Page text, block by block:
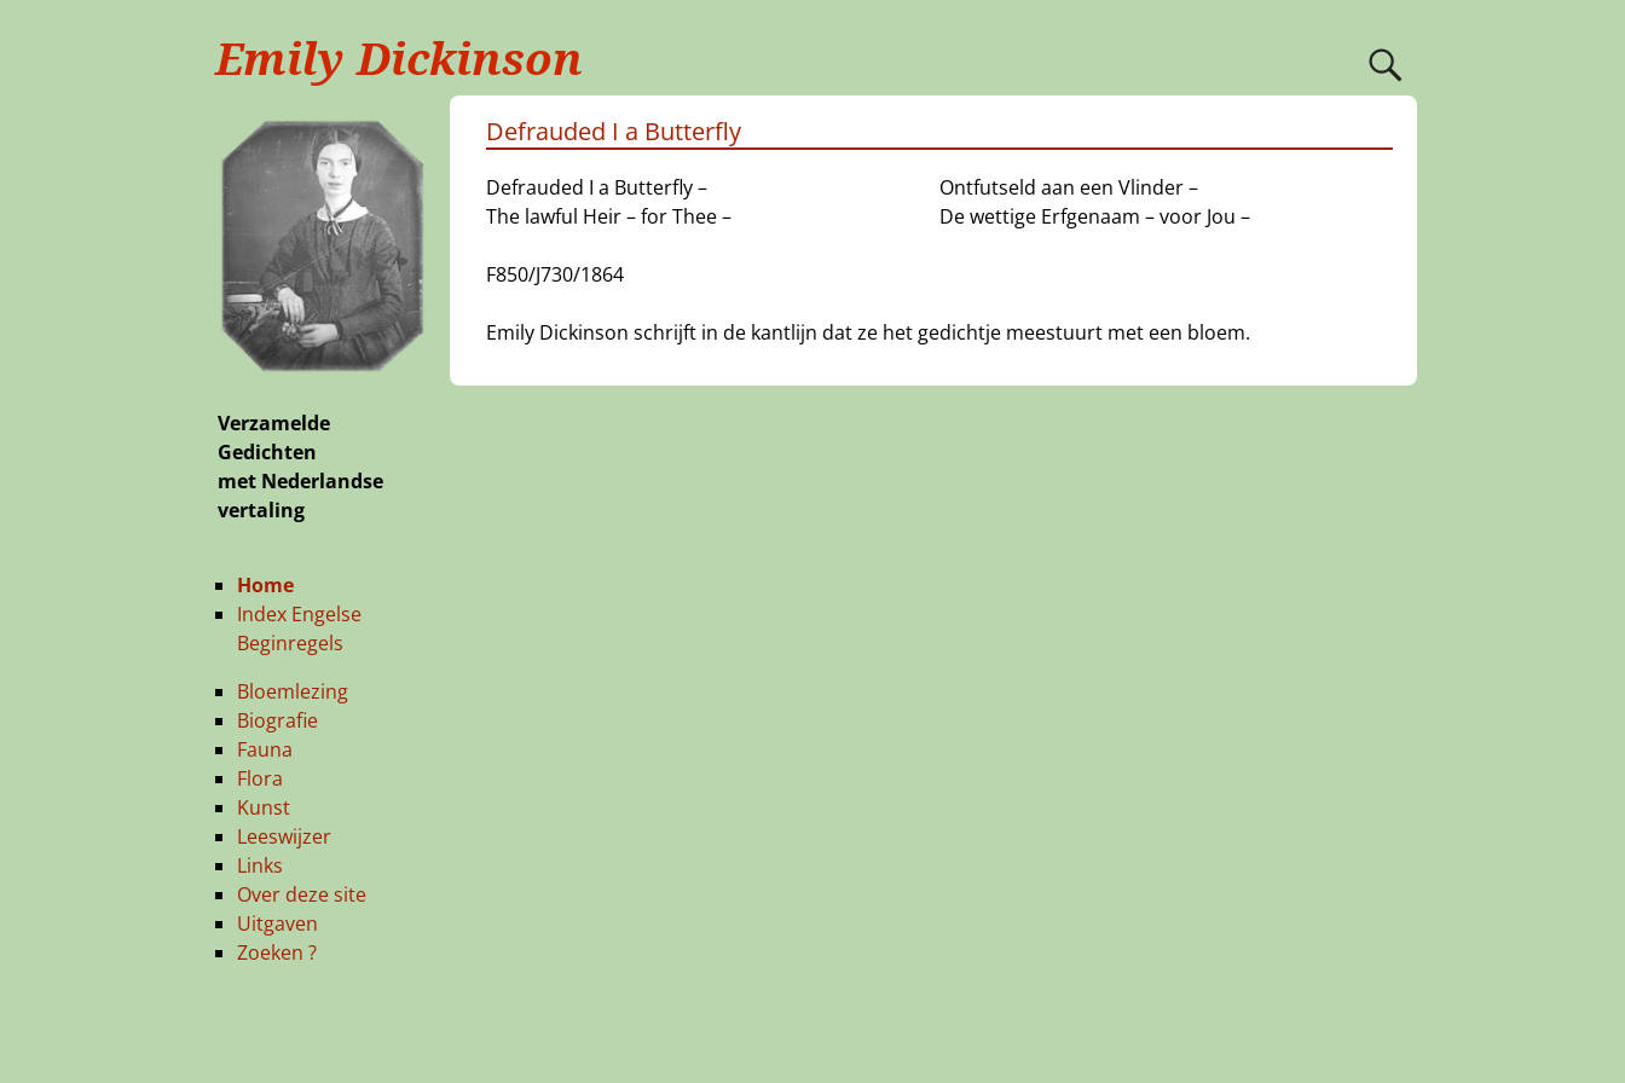
Emily Dickinson
Defrauded I a Butterfly
Defrauded I a Butterfly –
The lawful Heir – for Thee –
F850/J730/1864
Ontfutseld aan een Vlinder –
De wettige Erfgenaam – voor Jou –
Emily Dickinson schrijft in de kantlijn dat ze het gedichtje meestuurt met een bloem.
Verzamelde
Gedichten
met Nederlandse
vertaling
Home
Index Engelse
Beginregels
Bloemlezing
Biografie
Fauna
Flora
Kunst
Leeswijzer
Links
Over deze site
Uitgaven
Zoeken ?